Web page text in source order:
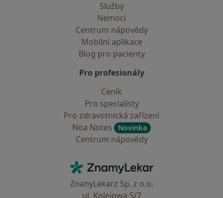
Služby
Nemoci
Centrum nápovědy
Mobilní aplikace
Blog pro pacienty
Pro profesionály
Ceník
Pro specialisty
Pro zdravotnická zařízení
Noa Notes
Novinka
Centrum nápovědy
ZnamyLekar - Hlavní stránka
ZnanyLekarz Sp. z o.o.
ul. Kolejowa 5/7